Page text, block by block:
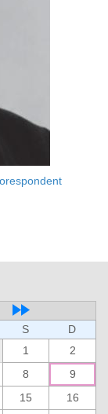
S
D
1
2
8
9
15
16